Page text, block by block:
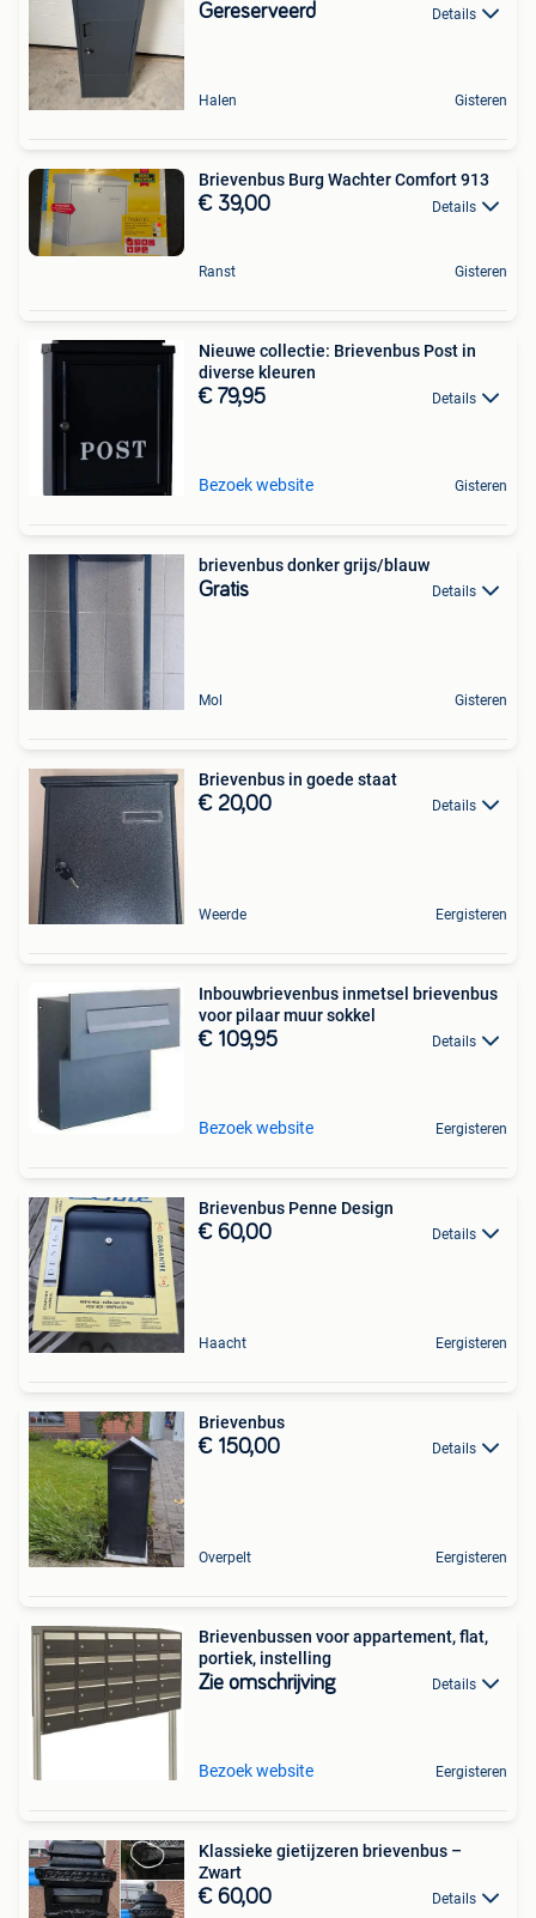
Gereserveerd Details
Halen Gisteren
Brievenbus Burg Wachter Comfort 913
€ 39,00 Details
Ranst Gisteren
Nieuwe collectie: Brievenbus Post in
diverse kleuren
€ 79,95 Details
Bezoek website Gisteren
brievenbus donker grijs/blauw
Gratis Details
Mol Gisteren
Brievenbus in goede staat
€ 20,00 Details
Weerde Eergisteren
Inbouwbrievenbus inmetsel brievenbus
voor pilaar muur sokkel
€ 109,95 Details
Bezoek website Eergisteren
Brievenbus Penne Design
€ 60,00 Details
Haacht Eergisteren
Brievenbus
€ 150,00 Details
Overpelt Eergisteren
Brievenbussen voor appartement, flat,
portiek, instelling
Zie omschrijving Details
Bezoek website Eergisteren
Klassieke gietijzeren brievenbus –
Zwart
€ 60,00 Details